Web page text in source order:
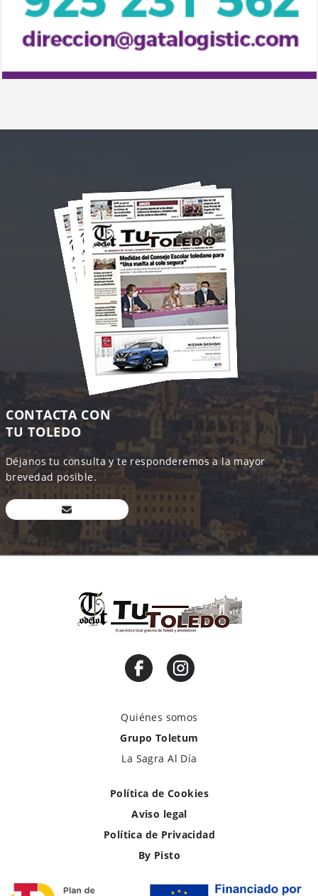
CONTACTA CON
TU TOLEDO
Déjanos tu consulta y te responderemos a la mayor
brevedad posible.
Quiénes somos
Grupo Toletum
La Sagra Al Día
Política de Cookies
Aviso legal
Política de Privacidad
By Pisto